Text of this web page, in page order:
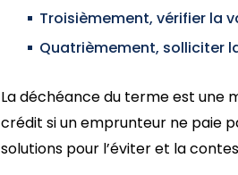
Troisièmement, vérifier la
Quatrièmement, solliciter
La déchéance du terme est une
crédit si un emprunteur ne paie
solutions pour l’éviter et la